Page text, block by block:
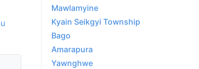
Mawlamyine
Kyain Seikgyi Township
Bago
Amarapura
Yawnghwe